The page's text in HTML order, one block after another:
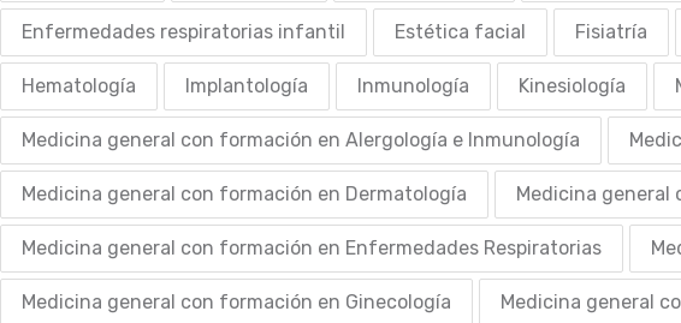
Enfermedades respiratorias infantil Estética facial Fisiatría
Hematología Implantología Inmunología Kinesiología
Medicina general con formación en Alergología e Inmunología
Medicina general con formación en Dermatología Medicina general
Medicina general con formación en Enfermedades Respiratorias
Medicina general con formación en Ginecología Medicina general